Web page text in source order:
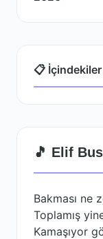
📋 İçindekiler
🎵 Elif
Bakması ne
Toplamış
Kamaşıyor